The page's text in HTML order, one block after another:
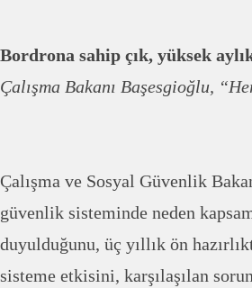
Bordrona sahip çık, yüksek
Çalışma Bakanı Başesgioğlu,
Çalışma ve Sosyal Güvenlik
güvenlik sisteminde neden
duyulduğunu, üç yıllık ön
sisteme etkisini, karşılaşılan